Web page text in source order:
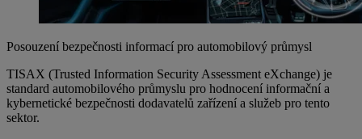
Posouzení bezpečnosti informací pro automobilový průmysl
TISAX (Trusted Information Security Assessment eXchange) je
standard automobilového průmyslu pro hodnocení informační a
kybernetické bezpečnosti dodavatelů zařízení a služeb pro tento
sektor.